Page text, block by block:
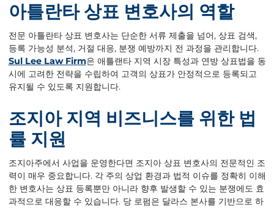
아틀란타 상표 변호사의 역할
전문 아틀란타 상표 변호사는 단순한 서류 제출을 넘어, 상표 검색,
등록 가능성 분석, 거절 대응, 분쟁 예방까지 전 과정을 관리합니다.
Sul Lee Law Firm은 애틀랜타 지역 시장 특성과 연방 상표법을 동
시에 고려한 전략을 수립하여 고객의 상표가 안정적으로 등록되고
유지될 수 있도록 지원합니다.
조지아 지역 비즈니스를 위한 법
률 지원
조지아주에서 사업을 운영한다면 조지아 상표 변호사의 전문적인 조
력이 매우 중요합니다. 각 주의 상업 환경과 법적 이슈를 정확히 이해
한 변호사는 상표 등록뿐만 아니라 향후 발생할 수 있는 분쟁에도 효
과적으로 대응할 수 있습니다. 당 로펌은 달라스 본사를 기반으로 하